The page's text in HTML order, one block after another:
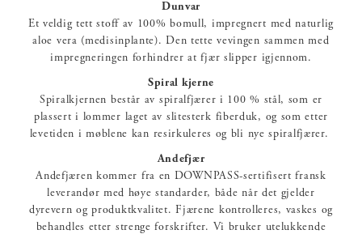
Dunvar
Et veldig tett stoff av 100% bomull, impregnert med naturlig
aloe vera (medisinplante). Den tette vevingen sammen med
impregneringen forhindrer at fjær slipper igjennom.
Spiral kjerne
Spiralkjernen består av spiralfjærer i 100 % stål, som er
plassert i lommer laget av slitesterk fiberduk, og som etter
levetiden i møblene kan resirkuleres og bli nye spiralfjærer.
Andefjær
Andefjæren kommer fra en DOWNPASS-sertifisert fransk
leverandør med høye standarder, både når det gjelder
dyrevern og produktkvalitet. Fjærene kontrolleres, vaskes og
behandles etter strenge forskrifter. Vi bruker utelukkende